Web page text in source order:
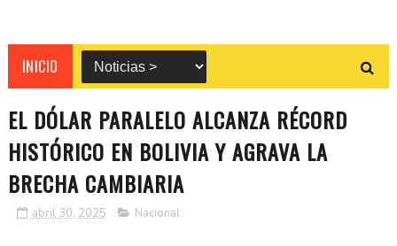
INICIO
EL DÓLAR PARALELO ALCANZA RÉCORD
HISTÓRICO EN BOLIVIA Y AGRAVA LA
BRECHA CAMBIARIA
abril 30, 2025 Nacional